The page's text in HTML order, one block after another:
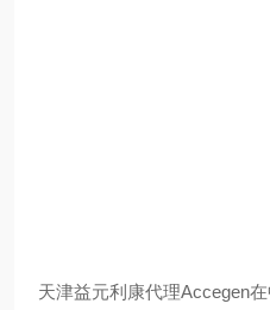
天津益元利康代理Accegen在